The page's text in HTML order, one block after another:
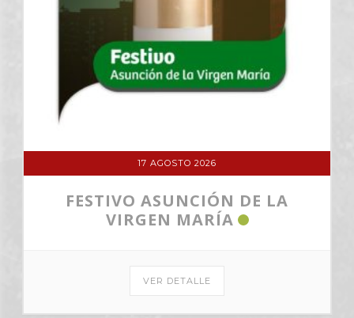
17 AGOSTO 2026
FESTIVO ASUNCIÓN DE LA
VIRGEN MARÍA
VER DETALLE